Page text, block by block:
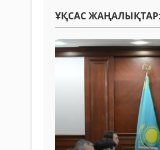
ҰҚСАС ЖАҢАЛЫҚТАР: